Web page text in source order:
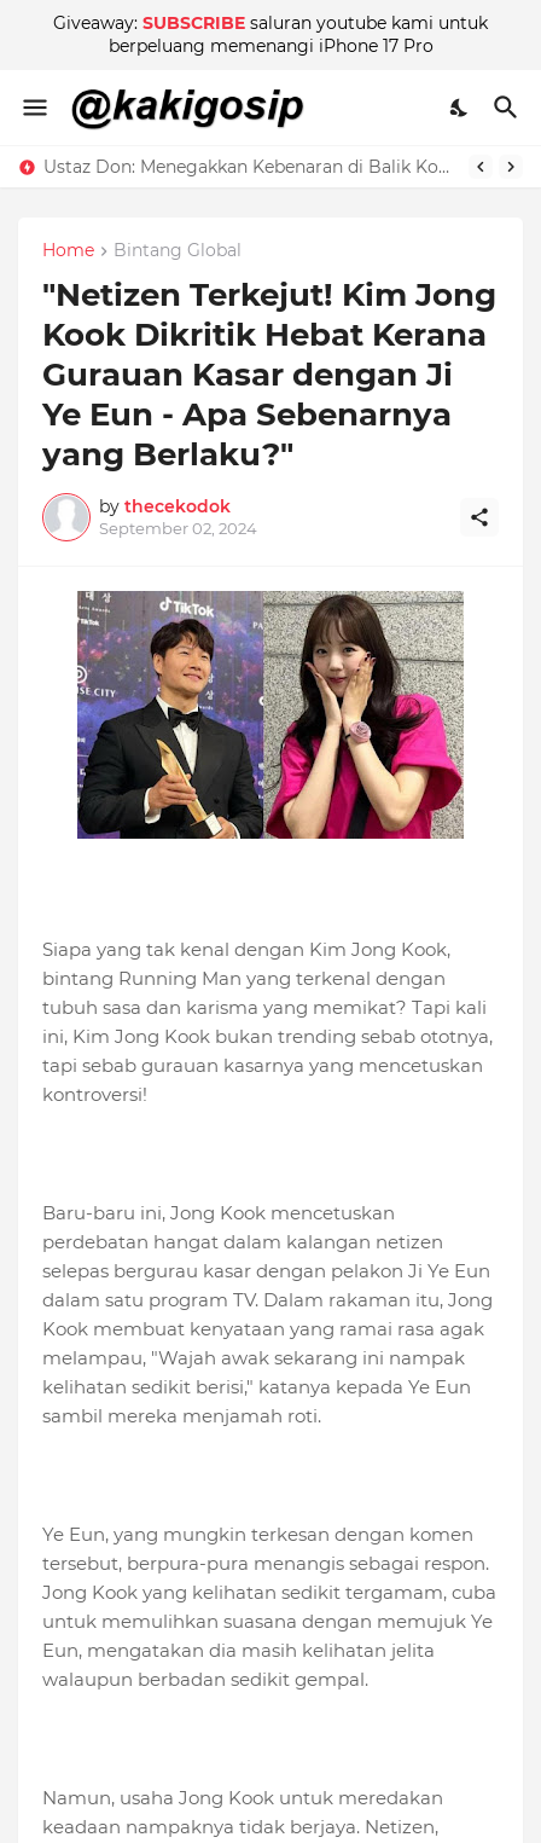
Giveaway: SUBSCRIBE saluran youtube kami untuk
berpeluang memenangi iPhone 17 Pro
Ustaz Don: Menegakkan Kebenaran di Balik Kontroversi
Home Bintang Global
"Netizen Terkejut! Kim Jong
Kook Dikritik Hebat Kerana
Gurauan Kasar dengan Ji
Ye Eun - Apa Sebenarnya
yang Berlaku?"
by thecekodok
September 02, 2024
Siapa yang tak kenal dengan Kim Jong Kook,
bintang Running Man yang terkenal dengan
tubuh sasa dan karisma yang memikat? Tapi kali
ini, Kim Jong Kook bukan trending sebab ototnya,
tapi sebab gurauan kasarnya yang mencetuskan
kontroversi!
Baru-baru ini, Jong Kook mencetuskan
perdebatan hangat dalam kalangan netizen
selepas bergurau kasar dengan pelakon Ji Ye Eun
dalam satu program TV. Dalam rakaman itu, Jong
Kook membuat kenyataan yang ramai rasa agak
melampau, "Wajah awak sekarang ini nampak
kelihatan sedikit berisi," katanya kepada Ye Eun
sambil mereka menjamah roti.
Ye Eun, yang mungkin terkesan dengan komen
tersebut, berpura-pura menangis sebagai respon.
Jong Kook yang kelihatan sedikit tergamam, cuba
untuk memulihkan suasana dengan memujuk Ye
Eun, mengatakan dia masih kelihatan jelita
walaupun berbadan sedikit gempal.
Namun, usaha Jong Kook untuk meredakan
keadaan nampaknya tidak berjaya. Netizen,